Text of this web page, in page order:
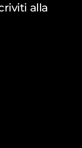
alla